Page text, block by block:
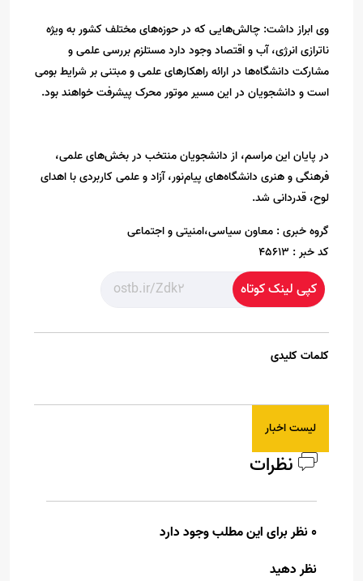
وی ابراز داشت: چالش‌هایی که در حوزه‌های مختلف کشور به ویژه
ناترازی انرژی، آب و اقتصاد وجود دارد مستلزم بررسی علمی و
مشارکت دانشگاه‌ها در ارائه راهکارهای علمی و مبتنی بر شرایط بومی
است و دانشجویان در این مسیر موتور محرک پیشرفت خواهند بود.
در پایان این مراسم، از دانشجویان منتخب در بخش‌های علمی،
فرهنگی و هنری دانشگاه‌های پیام‌نور، آزاد و علمی کاربردی با اهدای
لوح، قدردانی شد.
گروه خبری : معاون سیاسی،امنیتی و اجتماعی
کد خبر : 45613
کپی لینک کوتاه
کلمات کلیدی
لیست اخبار
نظرات
0 نظر برای این مطلب وجود دارد
نظر دهید